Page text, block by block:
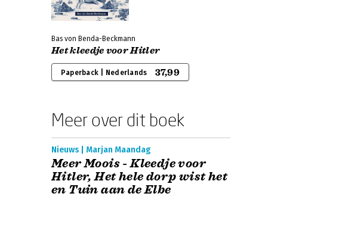
Bas von Benda-Beckmann
Het kleedje voor Hitler
Paperback | Nederlands 37,99
Meer over dit boek
Nieuws | Marjan Maandag
Meer Moois - Kleedje voor
Hitler, Het hele dorp wist het
en Tuin aan de Elbe